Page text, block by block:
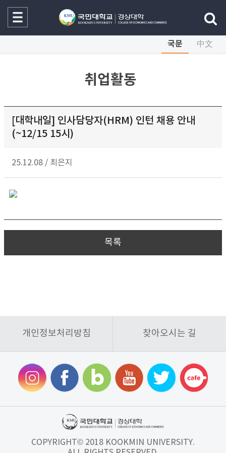
국문 中文
취업활동
[대학내일] 인사담당자(HRM) 인턴 채용 안내
(~12/15 15시)
25.12.08 / 최은지
목록
개인정보처리방침 찾아오시는 길
COPYRIGHT© 2018 KOOKMIN UNIVERSITY.